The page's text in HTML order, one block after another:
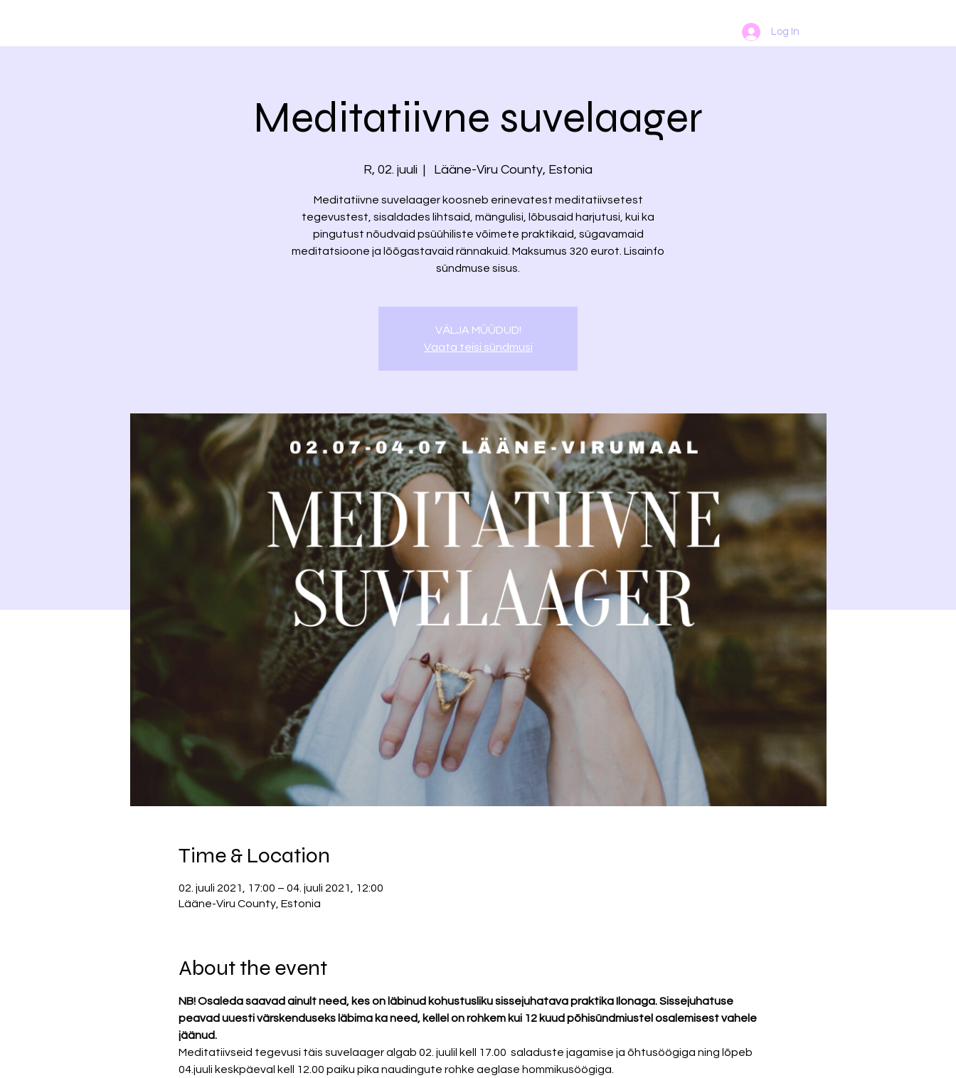
Log In
Meditatiivne suvelaager
R, 02. juuli
  |
Lääne-Viru County, Estonia
Meditatiivne suvelaager koosneb erinevatest meditatiivsetest
tegevustest, sisaldades lihtsaid, mängulisi, lõbusaid harjutusi, kui ka
pingutust nõudvaid psüühiliste võimete praktikaid, sügavamaid
meditatsioone ja lõõgastavaid rännakuid. Maksumus 320 eurot. Lisainfo
sündmuse sisus.
VÄLJA MÜÜDUD!
Vaata teisi sündmusi
Time & Location
02. juuli 2021, 17:00 – 04. juuli 2021, 12:00
Lääne-Viru County, Estonia
About the event
NB! Osaleda saavad ainult need, kes on läbinud kohustusliku sissejuhatava praktika Ilonaga. Sissejuhatuse
peavad uuesti värskenduseks läbima ka need, kellel on rohkem kui 12 kuud põhisündmiustel osalemisest vahele
jäänud.
Meditatiivseid tegevusi täis suvelaager algab 02. juulil kell 17.00  saladuste jagamise ja õhtusöögiga ning lõpeb
04.juuli keskpäeval kell 12.00 paiku pika naudingute rohke aeglase hommikusöögiga.